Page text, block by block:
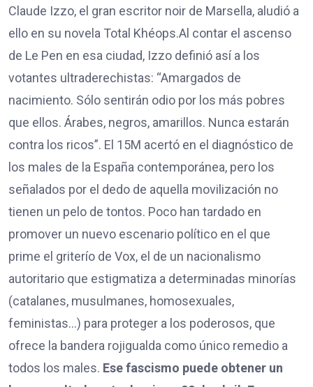
Claude Izzo, el gran escritor noir de Marsella, aludió a
ello en su novela Total Khéops.Al contar el ascenso
de Le Pen en esa ciudad, Izzo definió así a los
votantes ultraderechistas: “Amargados de
nacimiento. Sólo sentirán odio por los más pobres
que ellos. Árabes, negros, amarillos. Nunca estarán
contra los ricos”. El 15M acertó en el diagnóstico de
los males de la España contemporánea, pero los
señalados por el dedo de aquella movilización no
tienen un pelo de tontos. Poco han tardado en
promover un nuevo escenario político en el que
prime el griterío de Vox, el de un nacionalismo
autoritario que estigmatiza a determinadas minorías
(catalanes, musulmanes, homosexuales,
feministas…) para proteger a los poderosos, que
ofrece la bandera rojigualda como único remedio a
todos los males. Ese fascismo puede obtener un